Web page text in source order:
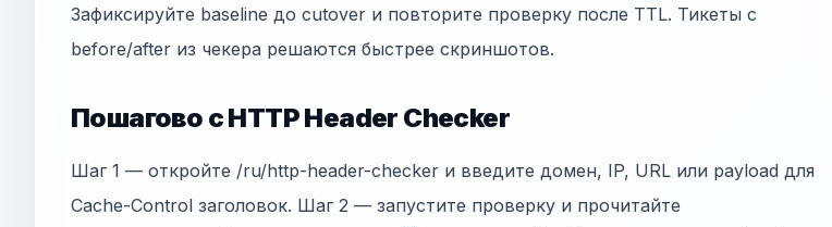
Зафиксируйте baseline до cutover и повторите проверку после TTL. Тикеты с
before/after из чекера решаются быстрее скриншотов.
Пошагово с HTTP Header Checker
Шаг 1 — откройте /ru/http-header-checker и введите домен, IP, URL или payload для
Cache-Control заголовок. Шаг 2 — запустите проверку и прочитайте